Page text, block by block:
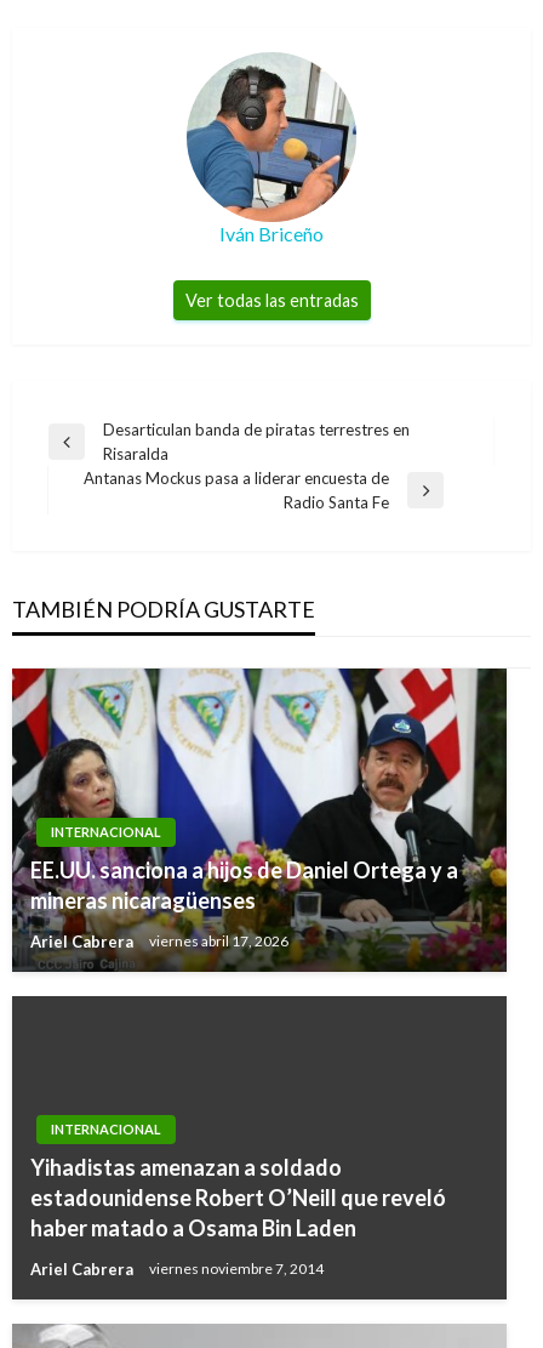
Iván Briceño
Ver todas las entradas
Navegación
Entrada
anterior
Desarticulan banda de piratas terrestres en
Risaralda
Antanas Mockus pasa a liderar encuesta de
Radio Santa Fe
TAMBIÉN PODRÍA GUSTARTE
INTERNACIONAL
EE.UU. sanciona a hijos de Daniel Ortega y a
mineras nicaragüenses
Ariel Cabrera viernes abril 17, 2026
INTERNACIONAL
Yihadistas amenazan a soldado
estadounidense Robert O’Neill que reveló
haber matado a Osama Bin Laden
Ariel Cabrera viernes noviembre 7, 2014